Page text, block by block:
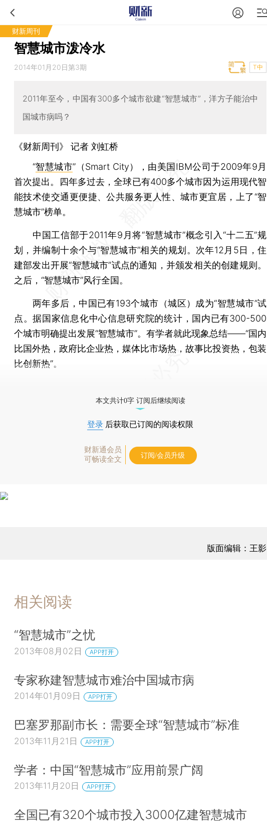
财新周刊
智慧城市泼冷水
2014年01月20日第3期 T中
2011年至今，中国有300多个城市欲建“智慧城市”，洋方子能治中
国城市病吗？
《财新周刊》 记者 刘虹桥
“智慧城市”（Smart City），由美国IBM公司于2009年9月
首次提出。四年多过去，全球已有400多个城市因为运用现代智
能技术使交通更便捷、公共服务更人性、城市更宜居，上了“智
慧城市”榜单。
中国工信部于2011年9月将“智慧城市”概念引入“十二五”规
划，并编制十余个与“智慧城市”相关的规划。次年12月5日，住
建部发出开展“智慧城市”试点的通知，并颁发相关的创建规则。
之后，“智慧城市”风行全国。
两年多后，中国已有193个城市（城区）成为“智慧城市”试
点。据国家信息化中心信息研究院的统计，国内已有300-500
个城市明确提出发展“智慧城市”。有学者就此现象总结——“国内
比国外热，政府比企业热，媒体比市场热，故事比投资热，包装
比创新热”。
本文共计0字 订阅后继续阅读
登录 后获取已订阅的阅读权限
财新通会员
可畅读全文
订阅/会员升级
版面编辑：王影
相关阅读
“智慧城市”之忧
2013年08月02日 APP打开
专家称建智慧城市难治中国城市病
2014年01月09日 APP打开
巴塞罗那副市长：需要全球“智慧城市”标准
2013年11月21日 APP打开
学者：中国“智慧城市”应用前景广阔
2013年11月20日 APP打开
全国已有320个城市投入3000亿建智慧城市